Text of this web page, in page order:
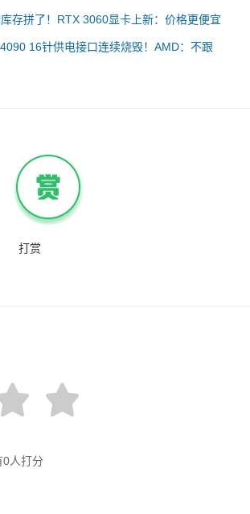
存拼了！RTX 3060显卡上新：价格更便宜
16针供电接口连续烧毁！AMD：不跟
打赏
0人打分